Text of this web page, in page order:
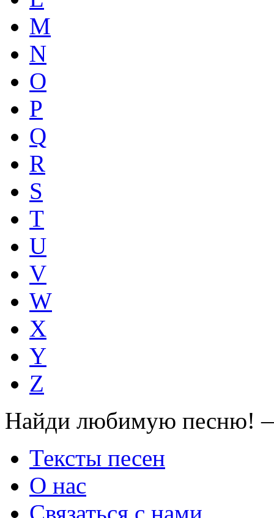
M
N
O
P
Q
R
S
T
U
V
W
X
Y
Z
Найди любимую песню!
Тексты песен
О нас
Связаться с нами